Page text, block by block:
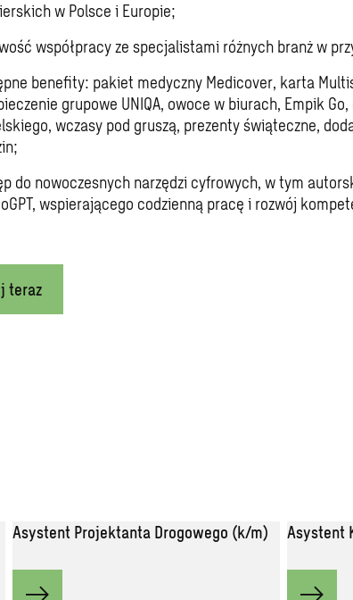
w Polsce i Europie;
współpracy ze specjalistami różnych branż w
benefity: pakiet medyczny Medicover, karta
grupowe UNIQA, owoce w biurach, Empik
wczasy pod gruszą, prezenty świąteczne,
do nowoczesnych narzędzi cyfrowych, w tym
wspierającego codzienną pracę i rozwój
teraz
Asystent Projektanta Drogowego (k/m) Asystent